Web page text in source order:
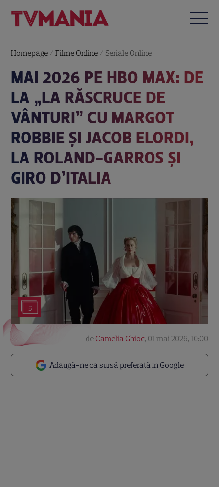
Homepage /Filme Online / Seriale Online
MAI 2026 PE HBO MAX: DE
LA „LA RĂSCRUCE DE
VÂNTURI” CU MARGOT
ROBBIE ȘI JACOB ELORDI,
LA ROLAND-GARROS ȘI
GIRO D’ITALIA
5
Adaugă-ne ca sursă preferată în Google
de Camelia Ghioc, 01 mai 2026, 10:00